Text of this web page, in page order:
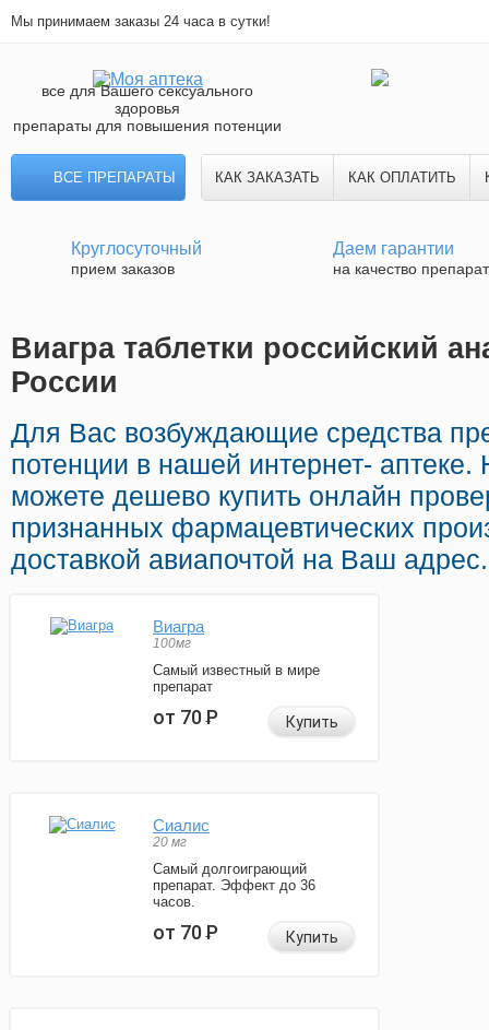
Мы принимаем заказы 24 часа в сутки!
все для Вашего сексуального
здоровья
препараты для повышения потенции
ВСЕ ПРЕПАРАТЫ КАК ЗАКАЗАТЬ КАК ОПЛАТИТЬ
Круглосуточный
прием заказов
Даем гарантии
на качество
Виагра таблетки российский
России
Для Вас возбуждающие средства
потенции в нашей интернет-
можете дешево купить онлайн
признанных фармацевтических
доставкой авиапочтой на Ваш адрес.
Виагра
100мг
Самый известный в мире
препарат
от 70Р Купить
Сиалис
20 мг
Самый долгоиграющий
препарат. Эффект до 36
часов.
от 70Р Купить